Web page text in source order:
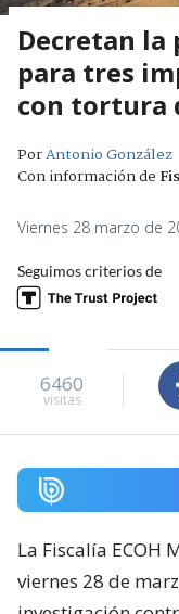
Decretan
para tres
con tortura
PorAntonio González
Con información de
Viernes 28 marzo de
Seguimos criterios de
6460
visitas
La Fiscalía ECOH
viernes 28 de